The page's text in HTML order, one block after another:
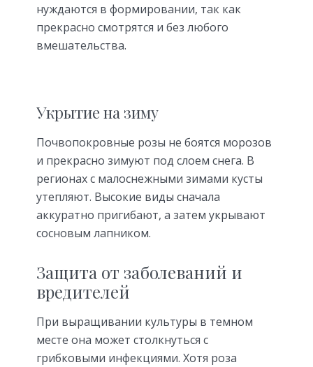
нуждаются в формировании, так как
прекрасно смотрятся и без любого
вмешательства.
Укрытие на зиму
Почвопокровные розы не боятся морозов
и прекрасно зимуют под слоем снега. В
регионах с малоснежными зимами кусты
утепляют. Высокие виды сначала
аккуратно пригибают, а затем укрывают
сосновым лапником.
Защита от заболеваний и
вредителей
При выращивании культуры в темном
месте она может столкнуться с
грибковыми инфекциями. Хотя роза